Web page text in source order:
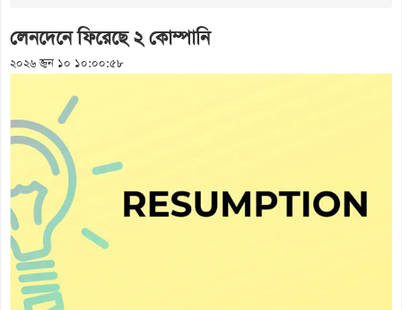
লেনদেনে ফিরেছে ২ কোম্পানি
২০২৬ জুন ১০ ১০:০০:৫৮